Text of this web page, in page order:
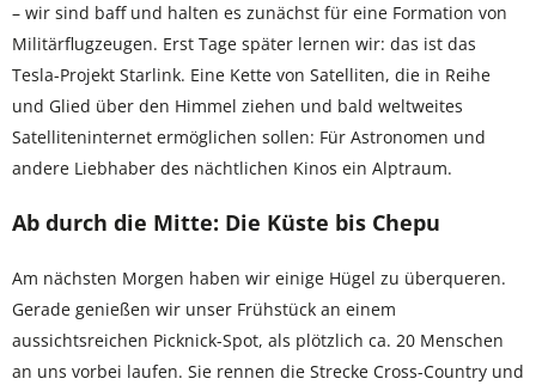
– wir sind baff und halten es zunächst für eine Formation von
Militärflugzeugen. Erst Tage später lernen wir: das ist das
Tesla-Projekt Starlink. Eine Kette von Satelliten, die in Reihe
und Glied über den Himmel ziehen und bald weltweites
Satelliteninternet ermöglichen sollen: Für Astronomen und
andere Liebhaber des nächtlichen Kinos ein Alptraum.
Ab durch die Mitte: Die Küste bis Chepu
Am nächsten Morgen haben wir einige Hügel zu überqueren.
Gerade genießen wir unser Frühstück an einem
aussichtsreichen Picknick-Spot, als plötzlich ca. 20 Menschen
an uns vorbei laufen. Sie rennen die Strecke Cross-Country und